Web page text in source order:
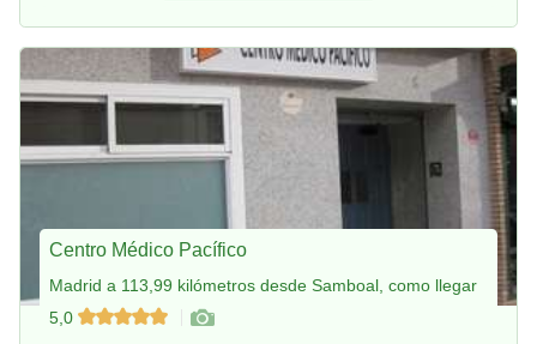
Centro Médico Pacífico
Madrid a 113,99 kilómetros desde Samboal, como llegar
5,0